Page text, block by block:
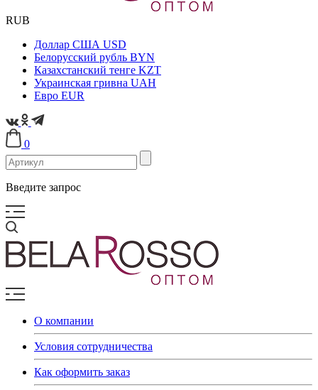
RUB
Доллар США USD
Белорусский рубль BYN
Казахстанский тенге KZT
Украинская гривна UAH
Евро EUR
0
Введите запрос
О компании
Условия сотрудничества
Как оформить заказ